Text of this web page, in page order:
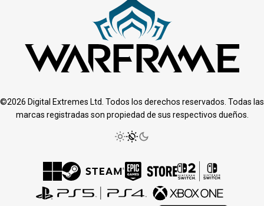
©2026 Digital Extremes Ltd. Todos los derechos reservados. Todas las
marcas registradas son propiedad de sus respectivos dueños.